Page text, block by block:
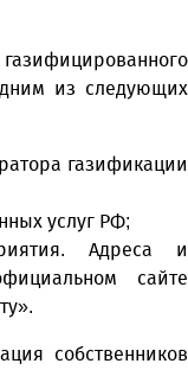
из следующих
газификации
услуг РФ;
Адреса и
сайте
собственников